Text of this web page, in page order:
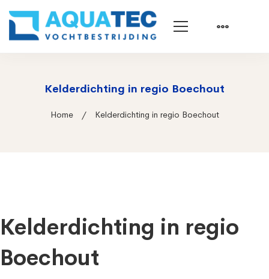
Kelderdichting in regio Boechout
Home Kelderdichting in regio Boechout
Kelderdichting in regio
Boechout